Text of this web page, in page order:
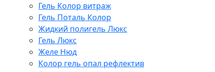
Гель Колор витраж
Гель Поталь Колор
Жидкий полигель Люкс
Гель Люкс
Желе Нюд
Колор гель опал рефлектив